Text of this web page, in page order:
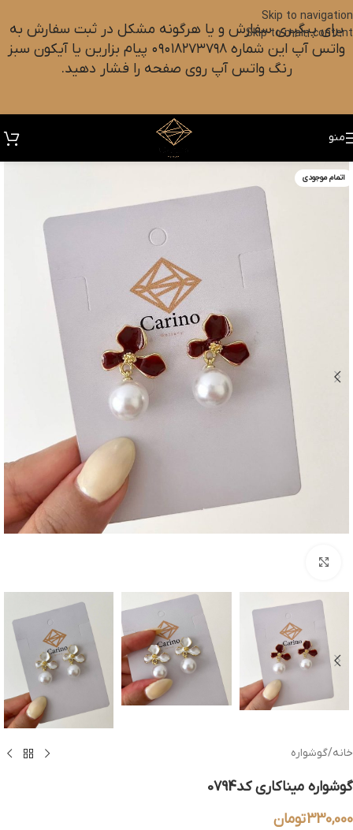
Skip to navigation
Skip to main content
برای پیگیری سفارش و یا هرگونه مشکل در ثبت سفارش به
واتس آپ این شماره ۰۹۰۱۸۲۷۳۷۹۸ پیام بزارین یا آیکون سبز
رنگ واتس آپ روی صفحه را فشار دهید.
منو
اتمام موجودی
خانه/گوشواره
گوشواره میناکاری کد0794
330,000تومان